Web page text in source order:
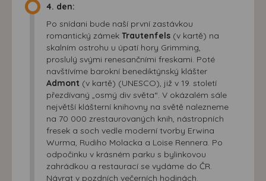
4. den:
Po snídani bude naší první zastávkou
romantický zámek Trautenfels (v kartě) na
skalním ostrohu u úpatí hory Grimming,
proslulý svými renesančními freskami. Poté
navštívíme barokní benediktýnský klášter
Admont (v kartě) (UNESCO), již v 19. století
přezdívaný „osmý div světa“. V okázalém sále
největší klášterní knihovny na světě nalezneme
na 70 000 zrestaurovaných knih, nástropních
fresek a soch vedle moderní tvorby Erwina
Wurma, Rudiho Molacka a Loise Rennera. Po
odpočinku v krásném parku s bylinkovou
zahrádkou a restaurací se vydáme do ČR.
Návrat v pozdních večerních hodinách.